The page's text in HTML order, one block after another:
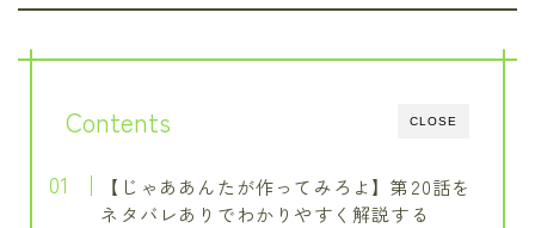
CLOSE
Contents
【じゃああんたが作ってみろよ】第20話を
ネタバレありでわかりやすく解説する